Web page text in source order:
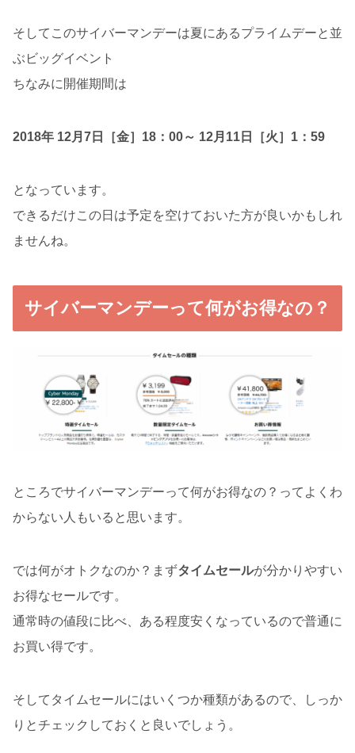
そしてこのサイバーマンデーは夏にあるプライムデーと並
ぶビッグイベント
ちなみに開催期間は
2018年 12月7日［金］18：00～ 12月11日［火］1：59
となっています。
できるだけこの日は予定を空けておいた方が良いかもしれ
ませんね。
サイバーマンデーって何がお得なの？
ところでサイバーマンデーって何がお得なの？ってよくわ
からない人もいると思います。
では何がオトクなのか？まずタイムセールが分かりやすい
お得なセールです。
通常時の値段に比べ、ある程度安くなっているので普通に
お買い得です。
そしてタイムセールにはいくつか種類があるので、しっか
りとチェックしておくと良いでしょう。